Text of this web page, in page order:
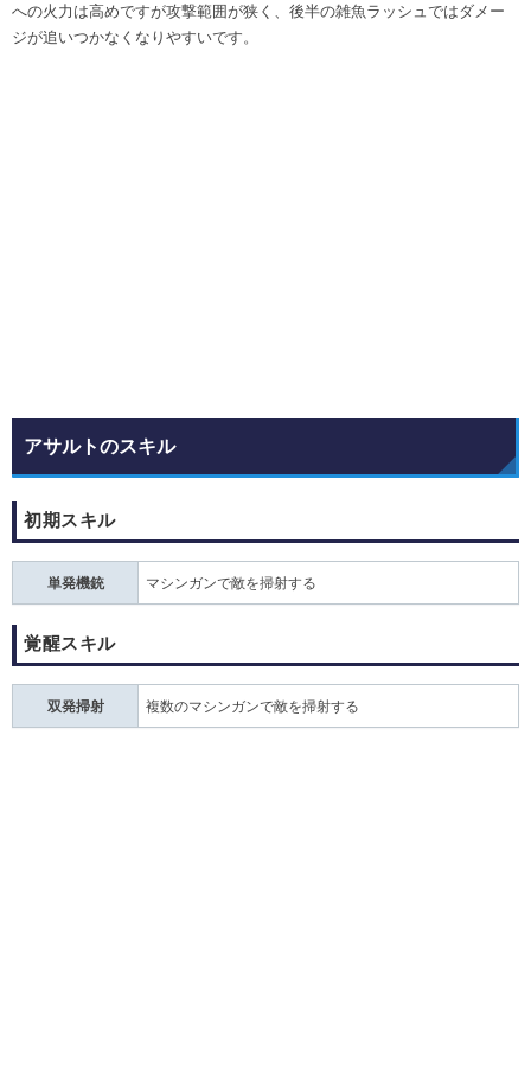
への火力は高めですが攻撃範囲が狭く、後半の雑魚ラッシュではダメー
ジが追いつかなくなりやすいです。
アサルトのスキル
初期スキル
単発機銃 マシンガンで敵を掃射する
覚醒スキル
双発掃射 複数のマシンガンで敵を掃射する